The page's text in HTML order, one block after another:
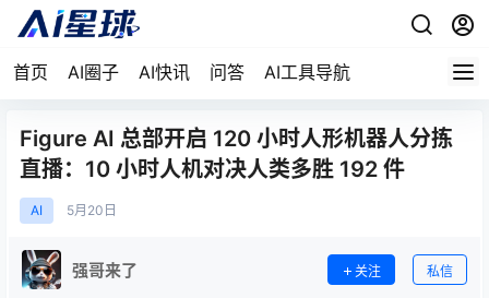
首页 AI圈子 AI快讯 问答 AI工具导航
Figure AI 总部开启 120 小时人形机器人分拣
直播：10 小时人机对决人类多胜 192 件
AI 5月 20日
强哥来了 关注 私信